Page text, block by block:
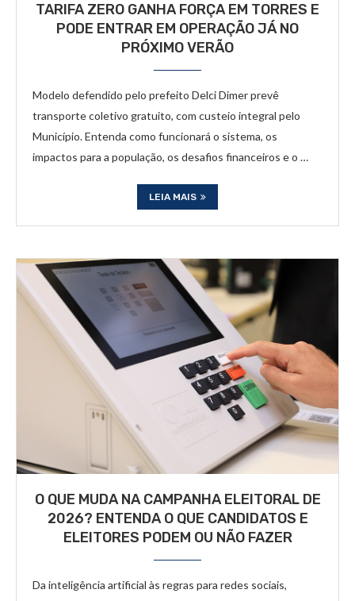
TARIFA ZERO GANHA FORÇA EM TORRES E
PODE ENTRAR EM OPERAÇÃO JÁ NO
PRÓXIMO VERÃO
Modelo defendido pelo prefeito Delci Dimer prevê
transporte coletivo gratuito, com custeio integral pelo
Município. Entenda como funcionará o sistema, os
impactos para a população, os desafios financeiros e o …
LEIA MAIS
O QUE MUDA NA CAMPANHA ELEITORAL DE
2026? ENTENDA O QUE CANDIDATOS E
ELEITORES PODEM OU NÃO FAZER
Da inteligência artificial às regras para redes sociais,